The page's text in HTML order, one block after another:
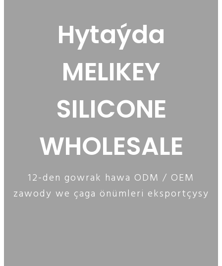
Hytaýda
MELIKEY
SILICONE
WHOLESALE
12-den gowrak hawa ODM / OEM
zawody we çaga önümleri eksportçysy